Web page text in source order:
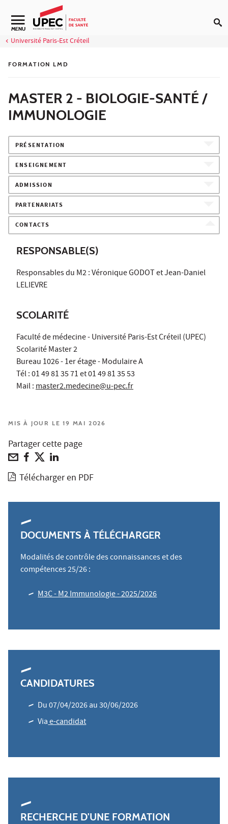
Aller au contenu
Navigation secondaire
MENU
Université Paris-Est Créteil
FORMATION LMD
MASTER 2 - BIOLOGIE-SANTÉ /
IMMUNOLOGIE
PRÉSENTATION
ENSEIGNEMENT
ADMISSION
PARTENARIATS
CONTACTS
RESPONSABLE(S)
Responsables du M2 : Véronique GODOT et Jean-Daniel
LELIEVRE
SCOLARITÉ
Faculté de médecine - Université Paris-Est Créteil (UPEC)
Scolarité Master 2
Bureau 1026 - 1er étage - Modulaire A
Tél : 01 49 81 35 71 et 01 49 81 35 53
Mail :master2.medecine@u-pec.fr
MIS À JOUR LE 19 MAI 2026
Partager cette page
Télécharger en PDF
DOCUMENTS À TÉLÉCHARGER
Modalités de contrôle des connaissances et des
compétences 25/26 :
M3C - M2 Immunologie - 2025/2026
CANDIDATURES
Du 07/04/2026 au 30/06/2026
Viae-candidat
RECHERCHE D'UNE FORMATION